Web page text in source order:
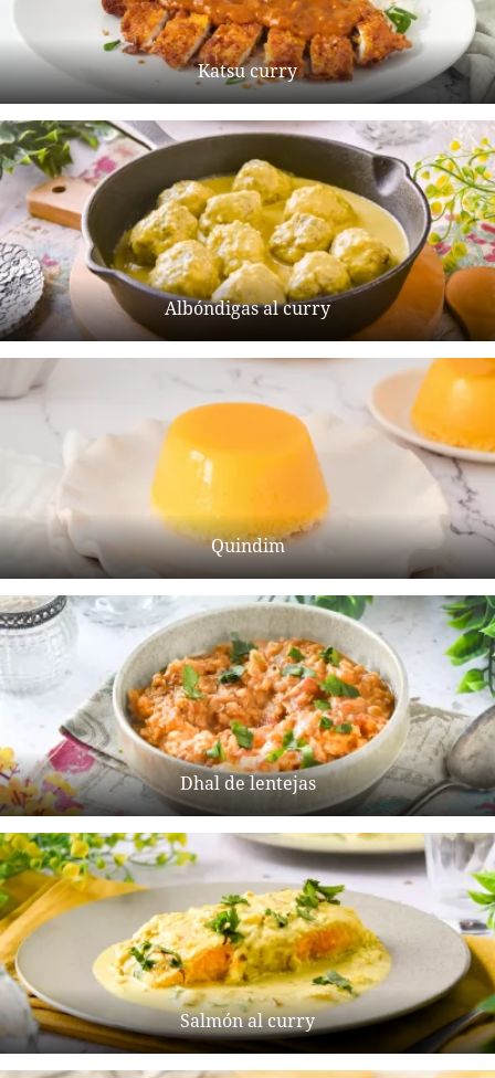
Katsu curry
Albóndigas al curry
Quindim
Dhal de lentejas
Salmón al curry